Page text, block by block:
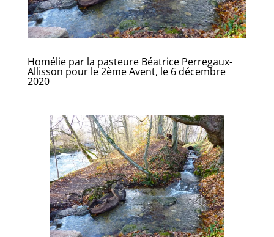
Homélie par la pasteure Béatrice Perregaux-
Allisson pour le 2ème Avent, le 6 décembre
2020